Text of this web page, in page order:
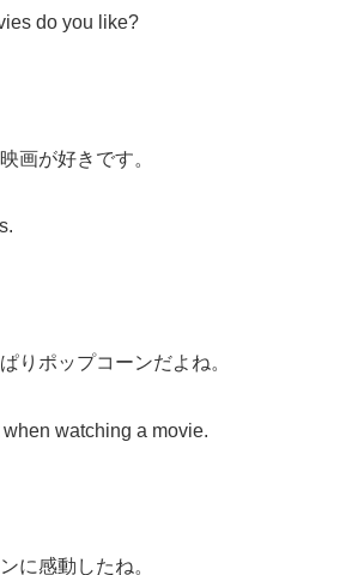
do you like?
画が好きです。
りポップコーンだよね。
watching a movie.
に感動したね。